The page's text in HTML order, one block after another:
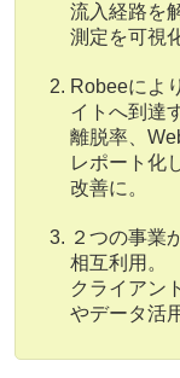
流入経路を
測定を可視
Robeeによ
イトへ到達
離脱率、
レポート化
改善に。
２つの事業
相互利用。
クライアン
やデータ活